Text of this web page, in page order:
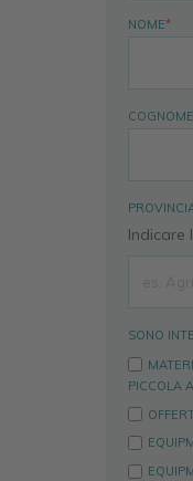
NOME*
COGNOME
Indicare
SONO
PICCOLA